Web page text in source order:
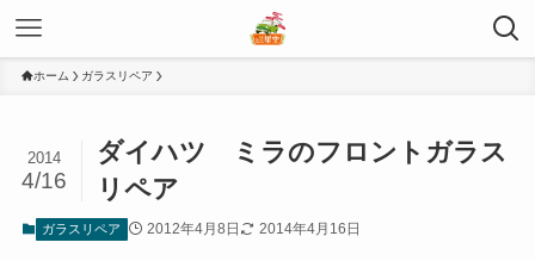
ホーム ガラスリペア
ダイハツ ミラのフロントガラス
リペア
2014
4/16
ガラスリペア 2012年4月8日 2014年4月16日